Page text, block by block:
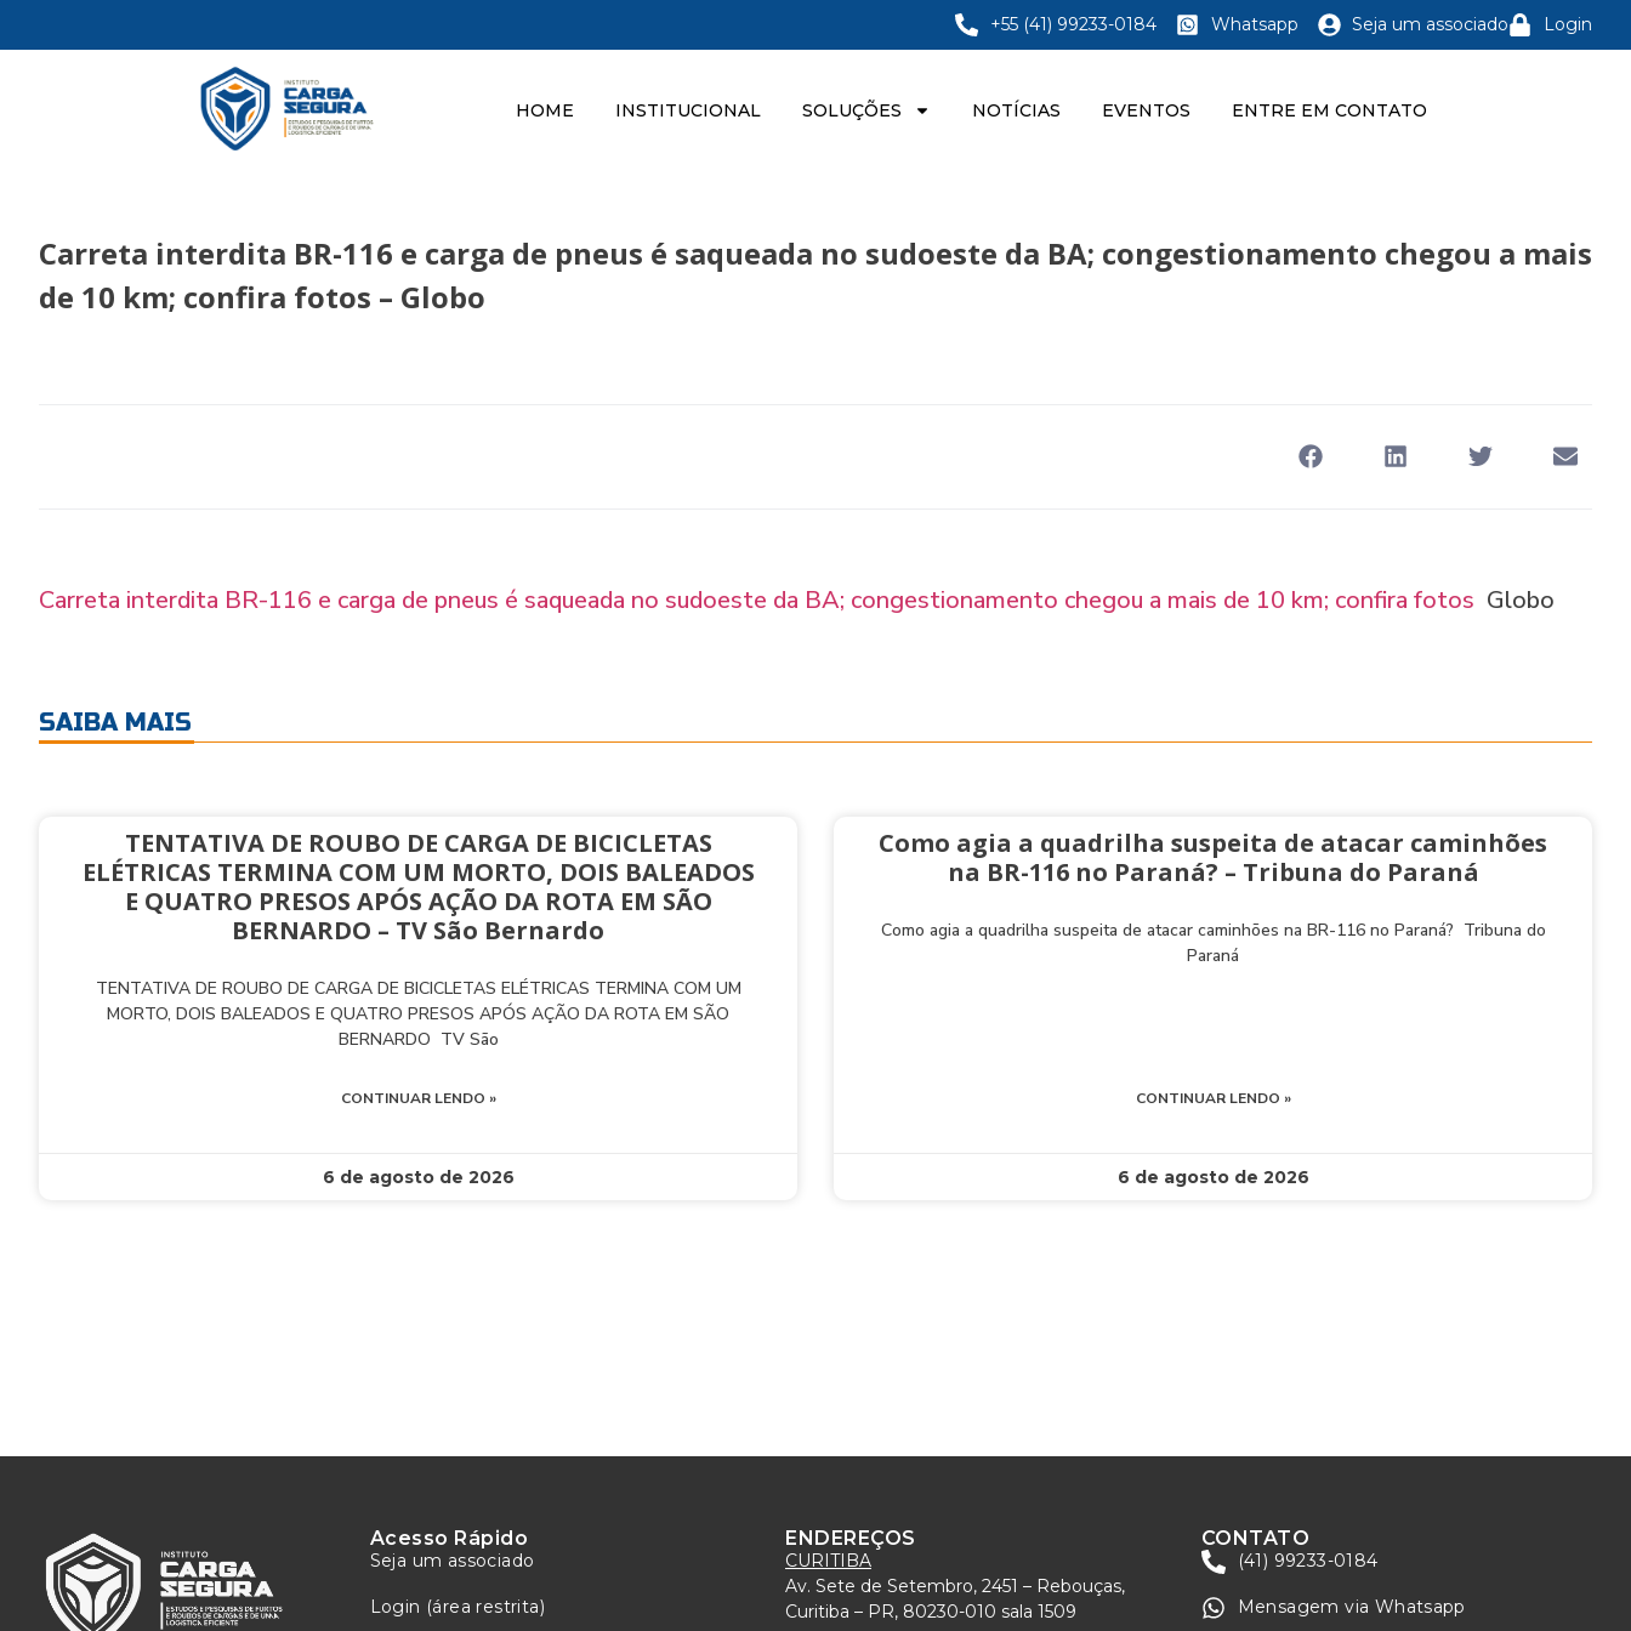
+55 (41) 99233-0184 Whatsapp Seja um associado Login
HOME INSTITUCIONAL SOLUÇÕES NOTÍCIAS EVENTOS ENTRE EM CONTATO
Carreta interdita BR-116 e carga de pneus é saqueada no sudoeste da BA; congestionamento chegou a mais
de 10 km; confira fotos – Globo
Carreta interdita BR-116 e carga de pneus é saqueada no sudoeste da BA; congestionamento chegou a mais de 10 km; confira fotos Globo
SAIBA MAIS
TENTATIVA DE ROUBO DE CARGA DE BICICLETAS
ELÉTRICAS TERMINA COM UM MORTO, DOIS BALEADOS
E QUATRO PRESOS APÓS AÇÃO DA ROTA EM SÃO
BERNARDO – TV São Bernardo
TENTATIVA DE ROUBO DE CARGA DE BICICLETAS ELÉTRICAS TERMINA COM UM
MORTO, DOIS BALEADOS E QUATRO PRESOS APÓS AÇÃO DA ROTA EM SÃO
BERNARDO TV São
CONTINUAR LENDO »
6 de agosto de 2026
Como agia a quadrilha suspeita de atacar caminhões
na BR-116 no Paraná? – Tribuna do Paraná
Como agia a quadrilha suspeita de atacar caminhões na BR-116 no Paraná? Tribuna do
Paraná
CONTINUAR LENDO »
6 de agosto de 2026
Acesso Rápido
Seja um associado
Login (área restrita)
ENDEREÇOS
CURITIBA
Av. Sete de Setembro, 2451 – Rebouças,
Curitiba – PR, 80230-010 sala 1509
CONTATO
(41) 99233-0184
Mensagem via Whatsapp